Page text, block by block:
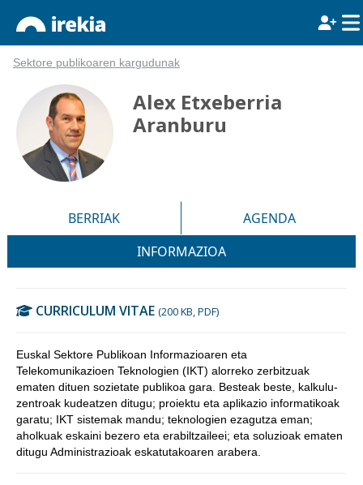
Sektore publikoaren kargudunak
Alex Etxeberria
Aranburu
BERRIAK
AGENDA
INFORMAZIOA
CURRICULUM VITAE (200 KB, PDF)
Euskal Sektore Publikoan Informazioaren eta
Telekomunikazioen Teknologien (IKT) alorreko zerbitzuak
ematen dituen sozietate publikoa gara. Besteak beste, kalkulu-
zentroak kudeatzen ditugu; proiektu eta aplikazio informatikoak
garatu; IKT sistemak mandu; teknologien ezagutza eman;
aholkuak eskaini bezero eta erabiltzaileei; eta soluzioak ematen
ditugu Administrazioak eskatutakoaren arabera.